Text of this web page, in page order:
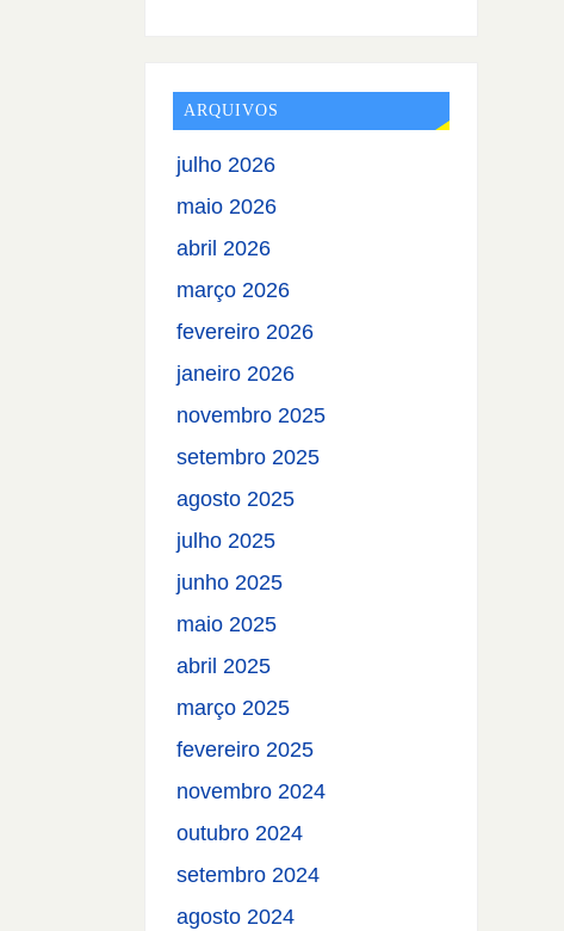
ARQUIVOS
julho 2026
maio 2026
abril 2026
março 2026
fevereiro 2026
janeiro 2026
novembro 2025
setembro 2025
agosto 2025
julho 2025
junho 2025
maio 2025
abril 2025
março 2025
fevereiro 2025
novembro 2024
outubro 2024
setembro 2024
agosto 2024